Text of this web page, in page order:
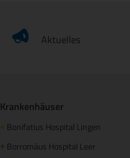
Aktuelles
Krankenhäuser
+ Bonifatius Hospital Lingen
+ Borromäus Hospital Leer